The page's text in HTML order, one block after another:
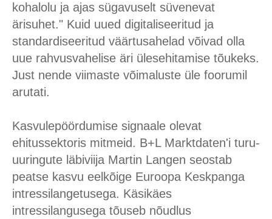
kohalolu ja ajas sügavuselt süvenevat
ärisuhet." Kuid uued digitaliseeritud ja
standardiseeritud väärtusahelad võivad olla
uue rahvusvahelise äri ülesehitamise tõukeks.
Just nende viimaste võimaluste üle foorumil
arutati.
Kasvulepöördumise signaale olevat
ehitussektoris mitmeid. B+L Marktdaten'i turu-
uuringute läbiviija Martin Langen seostab
peatse kasvu eelkõige Euroopa Keskpanga
intressilangetusega. Käsikäes
intressilangusega tõuseb nõudlus